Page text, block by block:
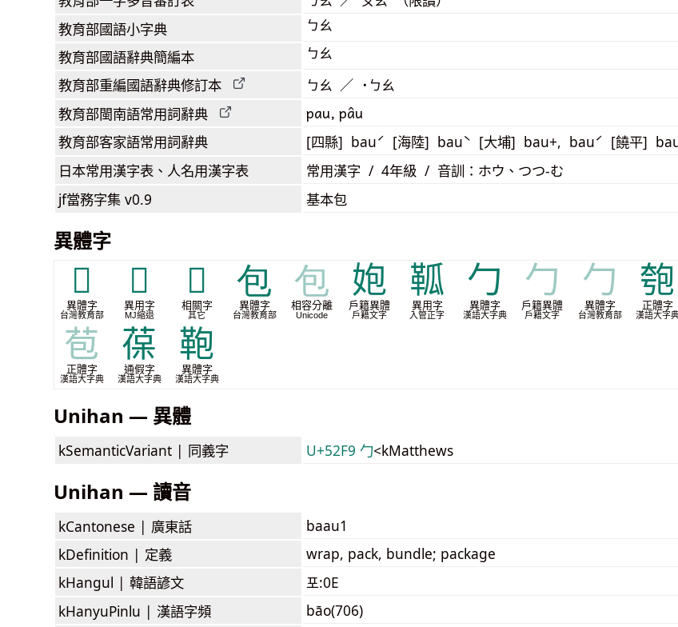
教育部國語小字典 ㄅㄠ
教育部國語辭典簡編本 ㄅㄠ
教育部重編國語辭典修訂本 ㄅㄠ ／ ˙ㄅㄠ
教育部閩南語常用詞辭典 pau, pâu
教育部客家語常用詞辭典 [四縣] bauˊ [海陸] bauˋ [大埔] bau+, bauˊ [饒平]
日本常用漢字表 、人名用漢字表 常用漢字 / 4年級 / 音訓：ホウ、つつ-む
jf當務字集 v0.9 基本包
異體字
𠣒
異體字
台灣教育部
𭁳
異用字
MJ縮退
𮎛
相關字
其它
包
異體字
台灣教育部
包
相容分離
Unicode
㚿
戶籍異體
戶籍文字
䩝
異用字
入管正字
勹
異體字
漢語大字典
勹
戶籍異體
戶籍文字
勹
異體字
台灣教育部
匏
正體字
漢語大字
苞
正體字
漢語大字典
葆
通假字
漢語大字典
鞄
異體字
漢語大字典
Unihan — 異體
kSemanticVariant | 同義字 U+52F9 勹<kMatthews
Unihan — 讀音
kCantonese | 廣東話
baau1
kDefinition | 定義
wrap, pack, bundle; package
kHangul | 韓語諺文
포:0E
kHanyuPinlu | 漢語字頻
bāo(706)